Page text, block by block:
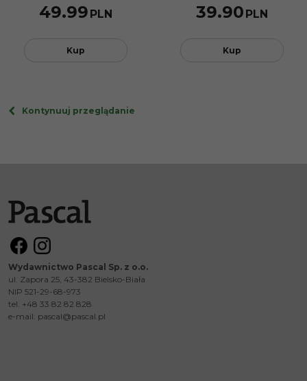
49.99 PLN
Kup
39.90 PLN
Kup
Kontynuuj przeglądanie
Wydawnictwo Pascal Sp. z o.o.
ul. Zapora 25, 43-382 Bielsko-Biała
NIP 521-29-68-973
tel. +48 33 82 82 828
e-mail: pascal@pascal.pl